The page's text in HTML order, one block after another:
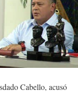
Cabello, acusó